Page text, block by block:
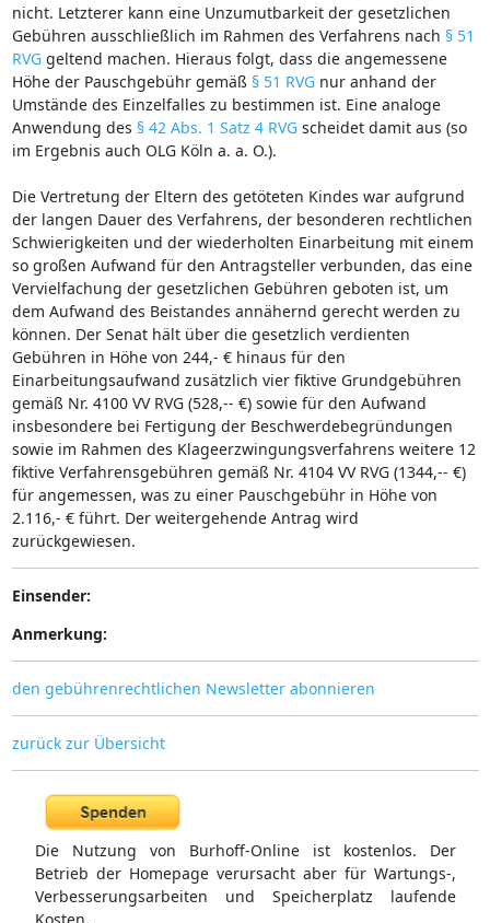
nicht. Letzterer kann eine Unzumutbarkeit der gesetzlichen
Gebühren ausschließlich im Rahmen des Verfahrens nach § 51
RVGgeltend machen. Hieraus folgt, dass die angemessene
Höhe der Pauschgebühr gemäß § 51 RVGnur anhand der
Umstände des Einzelfalles zu bestimmen ist. Eine analoge
Anwendung des § 42 Abs. 1 Satz 4 RVGscheidet damit aus (so
im Ergebnis auch OLG Köln a. a. O.).
Die Vertretung der Eltern des getöteten Kindes war aufgrund
der langen Dauer des Verfahrens, der besonderen rechtlichen
Schwierigkeiten und der wiederholten Einarbeitung mit einem
so großen Aufwand für den Antragsteller verbunden, das eine
Vervielfachung der gesetzlichen Gebühren geboten ist, um
dem Aufwand des Beistandes annähernd gerecht werden zu
können. Der Senat hält über die gesetzlich verdienten
Gebühren in Höhe von 244,- € hinaus für den
Einarbeitungsaufwand zusätzlich vier fiktive Grundgebühren
gemäß Nr. 4100 VV RVG (528,-- €) sowie für den Aufwand
insbesondere bei Fertigung der Beschwerdebegründungen
sowie im Rahmen des Klageerzwingungsverfahrens weitere 12
fiktive Verfahrensgebühren gemäß Nr. 4104 VV RVG (1344,-- €)
für angemessen, was zu einer Pauschgebühr in Höhe von
2.116,- € führt. Der weitergehende Antrag wird
zurückgewiesen.
Einsender:
Anmerkung:
den gebührenrechtlichen Newsletter abonnieren
zurück zur Übersicht
Die Nutzung von Burhoff-Online ist kostenlos. Der
Betrieb der Homepage verursacht aber für Wartungs-,
Verbesserungsarbeiten und Speicherplatz laufende